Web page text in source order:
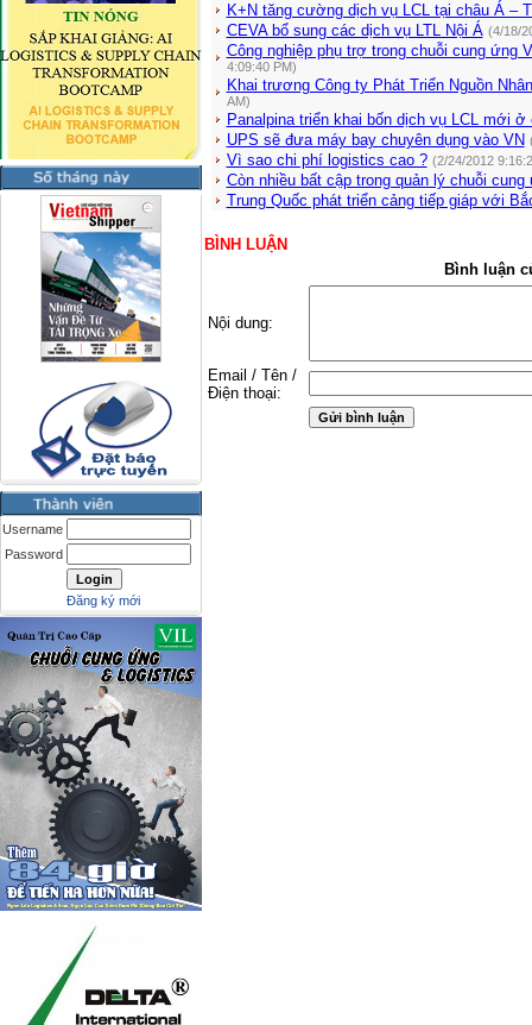
Username
Password
Đăng ký mới
K+N tăng cường dịch vụ LCL tại châu Á –
CEVA bổ sung các dịch vụ LTL Nội Á (4/18/
Công nghiệp phụ trợ trong chuỗi cung ứng
4:09:40 PM)
Khai trương Công ty Phát Triển Nguồn
AM)
Panalpina triển khai bốn dịch vụ LCL mới ở
UPS sẽ đưa máy bay chuyên dụng vào VN
Vì sao chi phí logistics cao ? (2/24/2012
Còn nhiều bất cập trong quản lý chuỗi cung
Trung Quốc phát triển cảng tiếp giáp với
BÌNH LUẬN
Bình luận
Nội dung:
Email / Tên /
Điện thoại: